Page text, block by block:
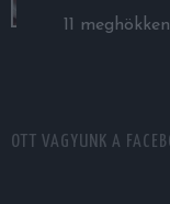
11
OTT VAGYUNK A